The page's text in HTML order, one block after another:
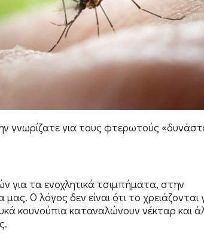
γνωρίζατε για τους φτερωτούς
για τα ενοχλητικά τσιμπήματα, στην
Ο λόγος δεν είναι ότι το χρειάζονται
κουνούπια καταναλώνουν νέκταρ και